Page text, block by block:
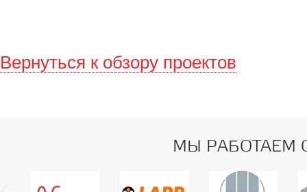
Вернуться к обзору проектов
МЫ РАБОТАЕМ